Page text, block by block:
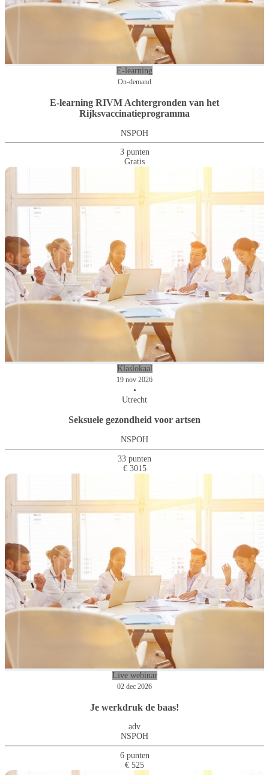
E-learning
On-demand
E-learning RIVM Achtergronden van het
Rijksvaccinatieprogramma
NSPOH
3 punten
Gratis
Klaslokaal
19 nov 2026
•
Utrecht
Seksuele gezondheid voor artsen
NSPOH
33 punten
€ 3015
Live webinar
02 dec 2026
Je werkdruk de baas!
adv
NSPOH
6 punten
€ 525